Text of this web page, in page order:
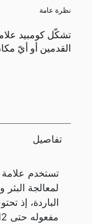
نظرة عامة
تشكّل كومبيد
القدمين أو أيّ
تفاصيل
تستخدم علامة
لمعالجة
الباردة، إذ